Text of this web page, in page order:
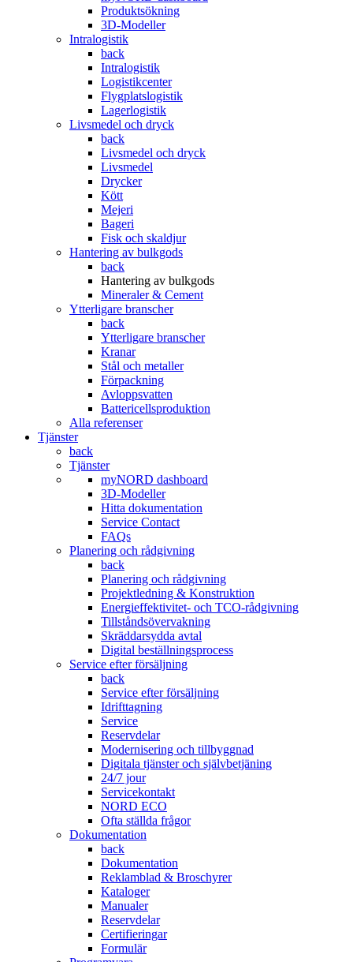
Produktsökning
3D-Modeller
Intralogistik
back
Intralogistik
Logistikcenter
Flygplatslogistik
Lagerlogistik
Livsmedel och dryck
back
Livsmedel och dryck
Livsmedel
Drycker
Kött
Mejeri
Bageri
Fisk och skaldjur
Hantering av bulkgods
back
Hantering av bulkgods
Mineraler & Cement
Ytterligare branscher
back
Ytterligare branscher
Kranar
Stål och metaller
Förpackning
Avloppsvatten
Battericellsproduktion
Alla referenser
Tjänster
back
Tjänster
myNORD dashboard
3D-Modeller
Hitta dokumentation
Service Contact
FAQs
Planering och rådgivning
back
Planering och rådgivning
Projektledning & Konstruktion
Energieffektivitet- och TCO-rådgivning
Tillståndsövervakning
Skräddarsydda avtal
Digital beställningsprocess
Service efter försäljning
back
Service efter försäljning
Idrifttagning
Service
Reservdelar
Modernisering och tillbyggnad
Digitala tjänster och självbetjäning
24/7 jour
Servicekontakt
NORD ECO
Ofta ställda frågor
Dokumentation
back
Dokumentation
Reklamblad & Broschyrer
Kataloger
Manualer
Reservdelar
Certifieringar
Formulär